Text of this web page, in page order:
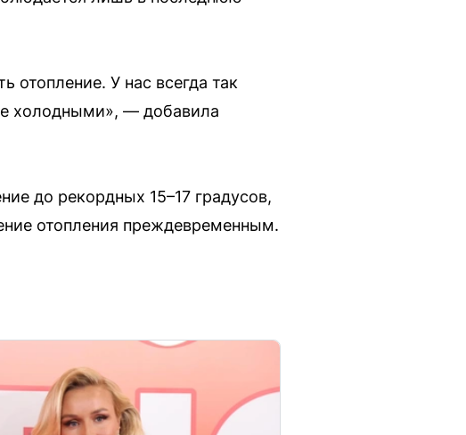
отопление. У нас всегда так
холодными», — добавила
до рекордных 15–17 градусов,
отопления преждевременным.